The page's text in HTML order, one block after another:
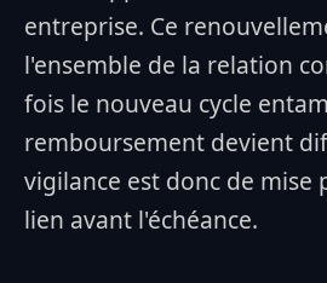
entreprise. Ce
l'ensemble de la relation
fois le nouveau cycle
remboursement devient
vigilance est donc de mise
lien avant l'échéance.